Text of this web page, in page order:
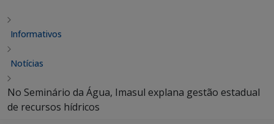
Informativos
Notícias
No Seminário da Água, Imasul explana gestão estadual
de recursos hídricos